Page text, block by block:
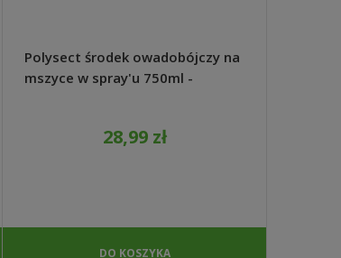
Polysect środek owadobójczy na
mszyce w spray'u 750ml -
28,99 zł
DO KOSZYKA